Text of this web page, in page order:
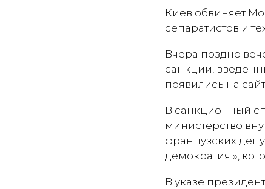
Киев обвиняет
сепаратистов и
Вчера поздно
санкции,
появились на
В санкционный
министерство
французских
демократия »,
В указе